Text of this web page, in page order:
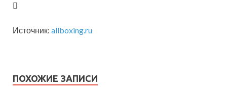
Источник: allboxing.ru
ПОХОЖИЕ ЗАПИСИ